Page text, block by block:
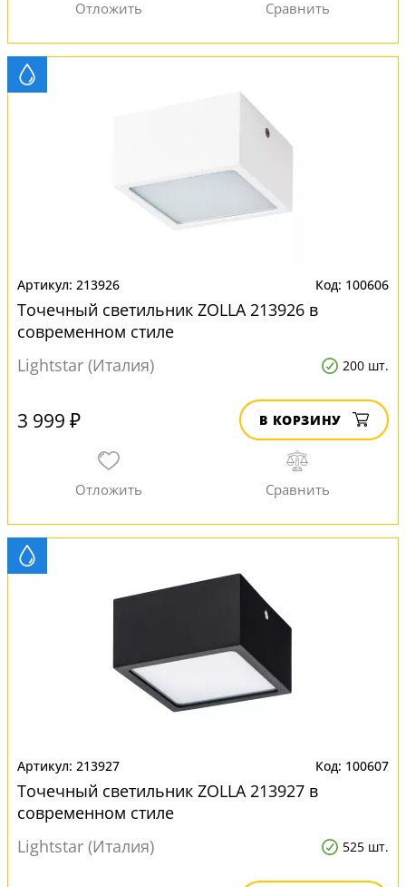
213926 100606
Точечный светильник ZOLLA 213926 в
современном стиле
Lightstar (Италия)
200 шт.
3 999 ₽ В КОРЗИНУ
213927 100607
Точечный светильник ZOLLA 213927 в
современном стиле
Lightstar (Италия)
525 шт.